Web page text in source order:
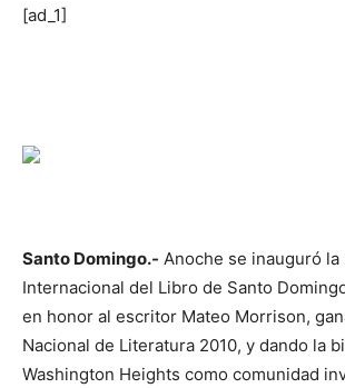
[ad_1]
Santo Domingo.- Anoche se inauguró la
Internacional del Libro de Santo
en honor al escritor Mateo Morrison,
Nacional de Literatura 2010, y dando la
Washington Heights como comunidad